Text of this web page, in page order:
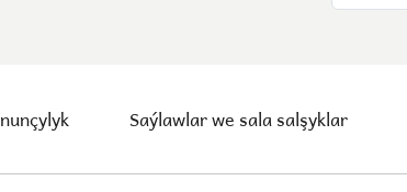
Saýlawlar we sala salşyklar